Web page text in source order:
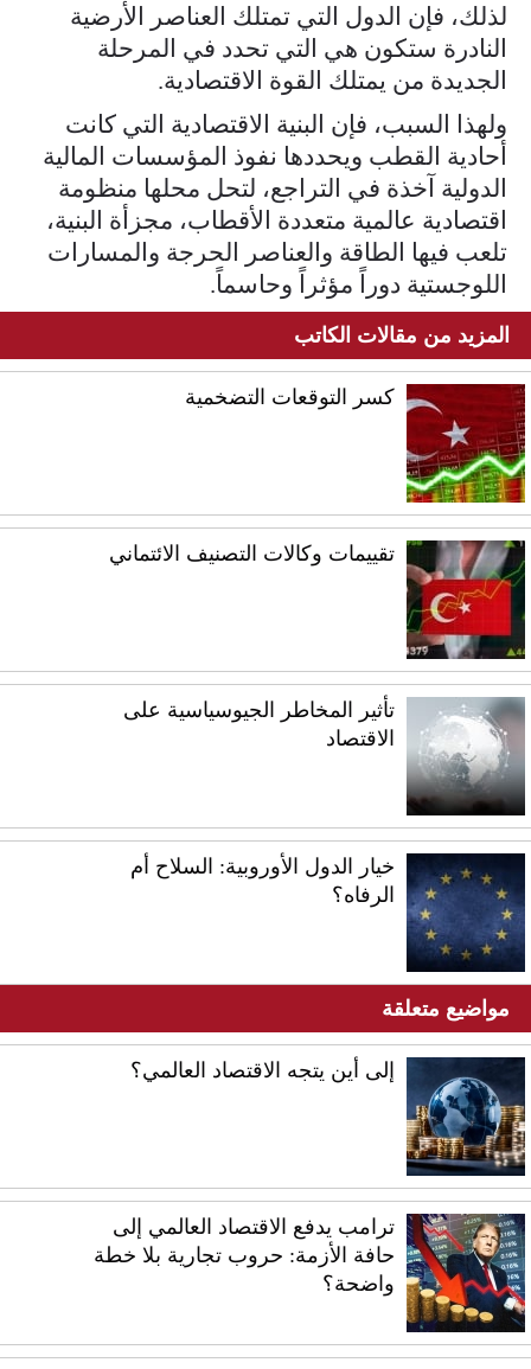
لذلك، فإن الدول التي تمتلك العناصر الأرضية
النادرة ستكون هي التي تحدد في المرحلة
الجديدة من يمتلك القوة الاقتصادية.
ولهذا السبب، فإن البنية الاقتصادية التي كانت
أحادية القطب ويحددها نفوذ المؤسسات المالية
الدولية آخذة في التراجع، لتحل محلها منظومة
اقتصادية عالمية متعددة الأقطاب، مجزأة البنية،
تلعب فيها الطاقة والعناصر الحرجة والمسارات
اللوجستية دوراً مؤثراً وحاسماً.
المزيد من مقالات الكاتب
كسر التوقعات التضخمية
تقييمات وكالات التصنيف الائتماني
تأثير المخاطر الجيوسياسية على
الاقتصاد
خيار الدول الأوروبية: السلاح أم
الرفاه؟
مواضيع متعلقة
إلى أين يتجه الاقتصاد العالمي؟
ترامب يدفع الاقتصاد العالمي إلى
حافة الأزمة: حروب تجارية بلا خطة
واضحة؟